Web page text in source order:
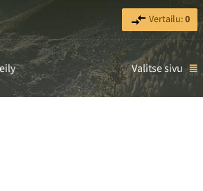
Vertailu:0
Valitse sivu